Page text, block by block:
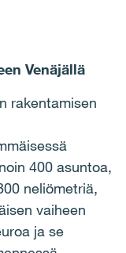
Venäjällä
rakentamisen
400 asuntoa,
neliömetriä,
vaiheen
ja se